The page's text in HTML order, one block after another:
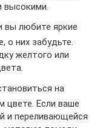
высокими.
вы любите яркие
о них забудьте.
желтого или
на
цвете. Если ваше
и переливающейся